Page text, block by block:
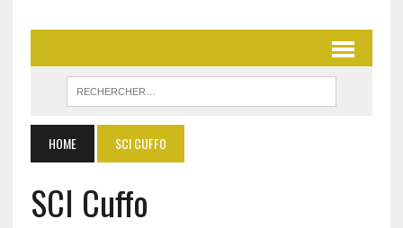
HOME SCI CUFFO
SCI Cuffo